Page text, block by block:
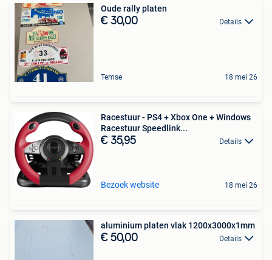
Oude rally platen
€ 30,00 Details
Temse 18 mei 26
Racestuur - PS4 + Xbox One + Windows
Racestuur Speedlink...
€ 35,95 Details
Bezoek website 18 mei 26
aluminium platen vlak 1200x3000x1mm
€ 50,00 Details